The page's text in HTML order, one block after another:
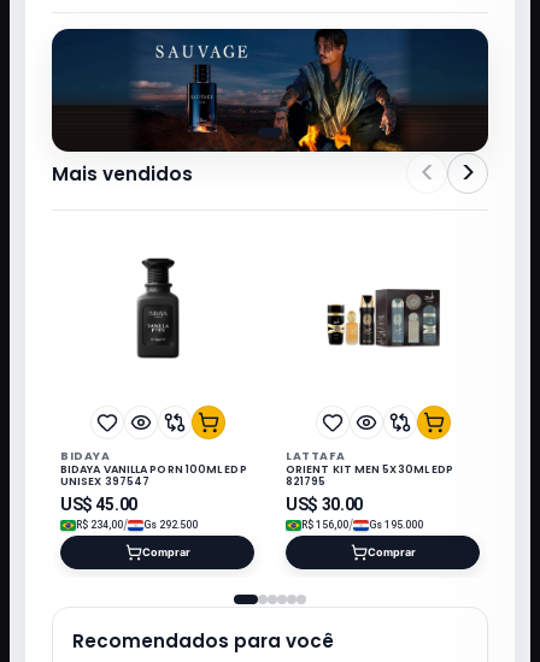
Mais vendidos < >
BIDAYA
BIDAYA VANILLA PORN 100ML EDP
UNISEX 397547
US$ 45.00
R$ 234,00/ Gs 292.500
Comprar
LATTAFA
ORIENT KIT MEN 5X30ML EDP
821795
US$ 30.00
R$ 156,00/ Gs 195.000
Comprar
Recomendados para você